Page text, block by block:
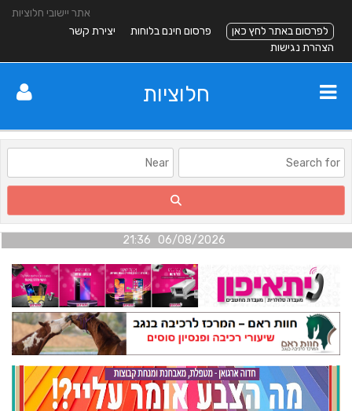
אתר יישובי חלוציות
לפרסום באתר לחץ כאן
פרסום חינם בלוחות
יצירת קשר
הצהרת נגישות
חלוציות
06/08/2026 21:36